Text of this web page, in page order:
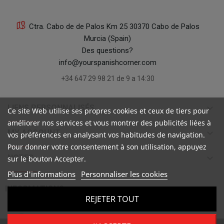
Ctra. Cabo de de Palos Km 25 30370 Cabo de Palos
Murcia (Spain)
Des questions?
info@yourspanishcorner.com
+34 647 29 98 21 de 9 a 14:30
LIENS PERSONNALISÉS keyboard_arrow_down
MY ACCOUNT keyboard_arrow_down
NOTES
INFORMATIONS 
Ce site Web utilise ses propres cookies et ceux de tiers pour
améliorer nos services et vous montrer des publicités liées à
vos préférences en analysant vos habitudes de navigation.
Pour donner votre consentement à son utilisation, appuyez
sur le bouton Accepter.
Plus d'informations Personnaliser les cookies
REJETER TOUT